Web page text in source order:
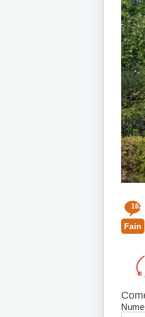
162
Fain
Nume